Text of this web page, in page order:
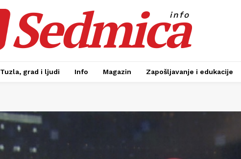
Sedmica
info
Tuzla, grad i ljudi Info Magazin Zapošljavanje i edukacije